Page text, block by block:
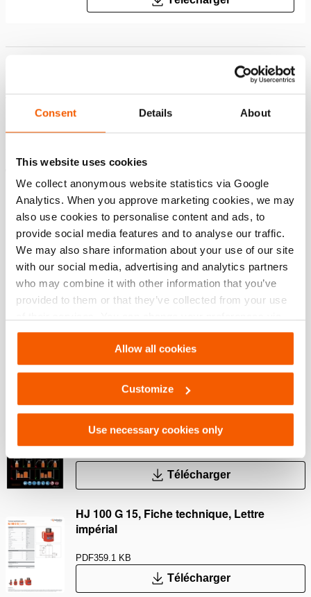
Consent Details About
This website uses cookies
We collect anonymous website statistics via Google
Analytics. When you approve marketing cookies, we may
also use cookies to personalise content and ads, to
provide social media features and to analyse our traffic.
We may also share information about your use of our site
with our social media, advertising and analytics partners
who may combine it with other information that you’ve
provided to them or that they’ve collected from your use
Settings. See ourcookiestatement.
Allow all cookies
Customize
Use necessary cookies only
remplacer par une tête oscillante
Téléchargements
Safety Guide – Hydraulic hoses & couplers
PDF445.7 KB
Télécharger
User Manual Cylinders
9.3 MB
Télécharger
Safety Guide – Hydraulic cylinders
Télécharger
HJ 100 G 15, Fiche technique, Lettre
impérial
PDF359.1 KB
Télécharger